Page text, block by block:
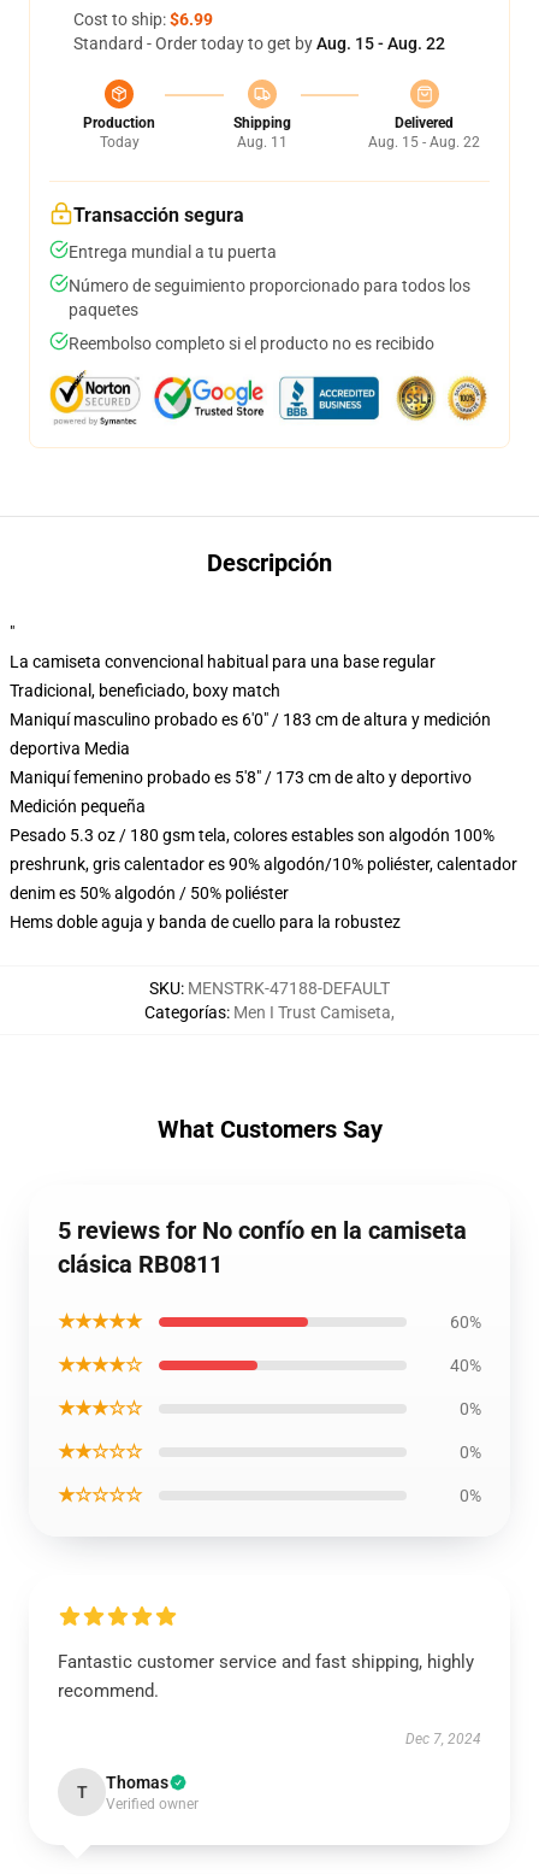
Cost to ship:$6.99
Standard - Order today to get byAug. 15 - Aug. 22
Production
Today
Shipping
Aug. 11
Delivered
Aug. 15 - Aug. 22
Transacción segura
Entrega mundial a tu puerta
Número de seguimiento proporcionado para todos los
paquetes
Reembolso completo si el producto no es recibido
Descripción
"
La camiseta convencional habitual para una base regular
Tradicional, beneficiado, boxy match
Maniquí masculino probado es 6'0" / 183 cm de altura y medición
deportiva Media
Maniquí femenino probado es 5'8" / 173 cm de alto y deportivo
Medición pequeña
Pesado 5.3 oz / 180 gsm tela, colores estables son algodón 100%
preshrunk, gris calentador es 90% algodón/10% poliéster, calentador
denim es 50% algodón / 50% poliéster
Hems doble aguja y banda de cuello para la robustez
SKU: MENSTRK-47188-DEFAULT
Categorías: Men I Trust Camiseta,
What Customers Say
5 reviews for No confío en la camiseta
clásica RB0811
★★★★★ 60%
★★★★☆ 40%
★★★☆☆ 0%
★★☆☆☆ 0%
★☆☆☆☆ 0%
Fantastic customer service and fast shipping, highly
recommend.
Dec 7, 2024
T Thomas
Verified owner